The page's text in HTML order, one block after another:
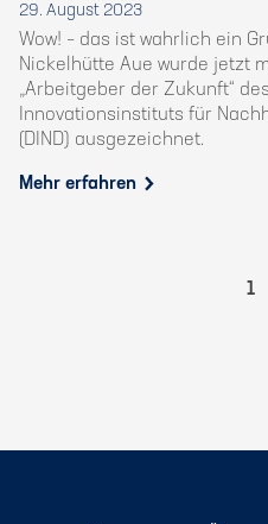
29. August 2023
Wow! – das ist wahrlich ein
Nickelhütte Aue wurde jetzt
„Arbeitgeber der Zukunft“
Innovationsinstituts für
(DIND) ausgezeichnet.
Mehr erfahren
1